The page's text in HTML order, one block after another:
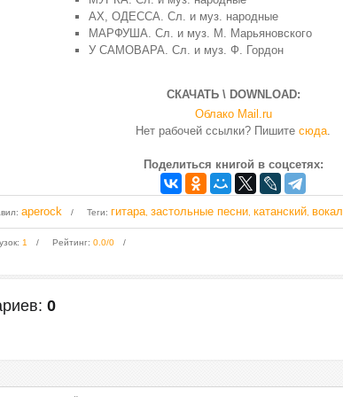
АХ, ОДЕССА. Сл. и муз. народные
МАРФУША. Сл. и муз. М. Марьяновского
У САМОВАРА. Сл. и муз. Ф. Гордон
СКАЧАТЬ \ DOWNLOAD:
Облако Mail.ru
Нет рабочей ссылки? Пишите сюда.
Поделиться книгой в соцсетях:
: aperock Теги: гитара застольные песни катанский вокал
: 1 Рейтинг: 0.0/0
: 0